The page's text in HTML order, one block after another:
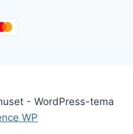
- WordPress-tema
WP